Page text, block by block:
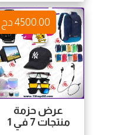
عرض حزمة
منتجات 7 في 1
4500.00 دج